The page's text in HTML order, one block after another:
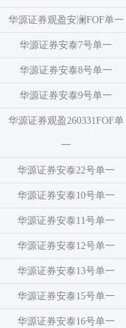
华源证券观盈安澜FOF单一
华源证券安泰7号单一
华源证券安泰8号单一
华源证券安泰9号单一
华源证券观盈260331FOF单
一
华源证券安泰22号单一
华源证券安泰10号单一
华源证券安泰11号单一
华源证券安泰12号单一
华源证券安泰13号单一
华源证券安泰15号单一
华源证券安泰16号单一